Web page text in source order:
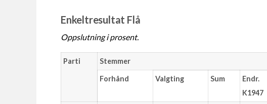
Enkeltresultat Flå
Oppslutning i prosent.
Parti Stemmer
Forhånd Valgting Sum
Endr.
K1947